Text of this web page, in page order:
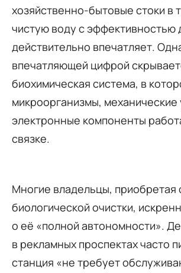
хозяйственно-бытовые стоки в
чистую воду с эффективностью
действительно впечатляет.
впечатляющей цифрой
биохимическая система, в
микроорганизмы, механические
электронные компоненты
связке.
Многие владельцы, приобретая
биологической очистки,
о её «полной автономности».
в рекламных проспектах часто
станция «не требует